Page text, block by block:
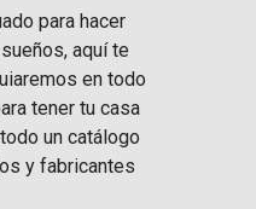
para hacer
aquí te
en todo
tener tu casa
un catálogo
y fabricantes